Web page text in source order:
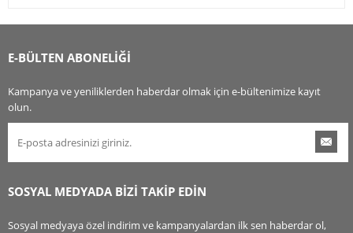
E-BÜLTEN ABONELİĞİ
Kampanya ve yeniliklerden haberdar olmak için e-bültenimize kayıt
olun.
SOSYAL MEDYADA BİZİ TAKİP EDİN
Sosyal medyaya özel indirim ve kampanyalardan ilk sen haberdar ol,